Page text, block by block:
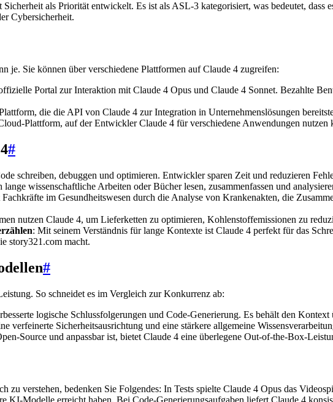
als Priorität entwickelt. Es ist als ASL-3 kategorisiert, was bedeutet, dass
Cybersicherheit.
je. Sie können über verschiedene Plattformen auf Claude 4 zugreifen:
Portal zur Interaktion mit Claude 4 Opus und Claude 4 Sonnet. Bezahlte
die die API von Claude 4 zur Integration in Unternehmenslösungen
Plattform, auf der Entwickler Claude 4 für verschiedene Anwendungen nutzen
#
schreiben, debuggen und optimieren. Entwickler sparen Zeit und reduzieren
lange wissenschaftliche Arbeiten oder Bücher lesen, zusammenfassen und
im Gesundheitswesen durch die Analyse von Krankenakten, die
nutzen Claude 4, um Lieferketten zu optimieren, Kohlenstoffemissionen zu
: Mit seinem Verständnis für lange Kontexte ist Claude 4 perfekt für das
story321.com macht.
#
So schneidet es im Vergleich zur Konkurrenz ab:
logische Schlussfolgerungen und Code-Generierung. Es behält den
verfeinerte Sicherheitsausrichtung und eine stärkere allgemeine
Source und anpassbar ist, bietet Claude 4 eine überlegene Out-of-the-Box-
verstehen, bedenken Sie Folgendes: In Tests spielte Claude 4 Opus das
KI-Modelle erreicht haben. Bei Code-Generierungsaufgaben liefert Claude 4